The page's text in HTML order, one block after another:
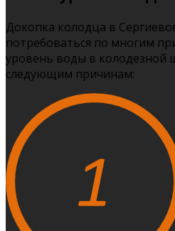
Докопка колодца в
потребоваться по многим
уровень воды в колодезной
следующим причинам: